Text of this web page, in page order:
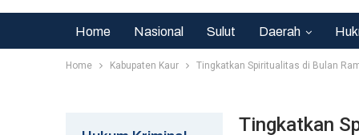
Home Nasional Sulut Daerah
Home Kabupaten Kaur Tingkatkan Spiritualitas di Bulan
Tingkatkan